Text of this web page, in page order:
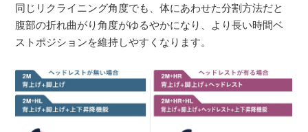
同じリクライニング角度でも、体にあわせた分割方法だと
腹部の折れ曲がり角度がゆるやかになり、より長い時間ベ
ストポジションを維持しやすくなります。